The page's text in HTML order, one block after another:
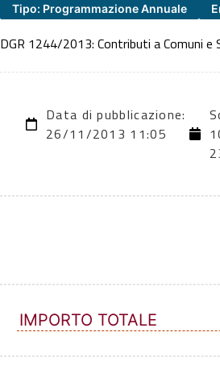
Tipo: Programmazione Annuale
DGR 1244/2013: Contributi a Comuni
Data di pubblicazione:
26/11/2013 11:05
IMPORTO TOTALE